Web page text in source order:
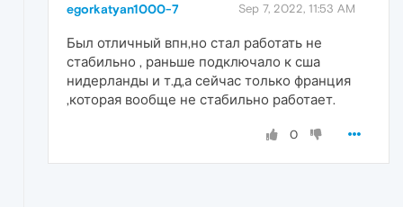
egorkatyan1000-7 Sep 7, 2022, 11:53 AM
Был отличный впн,но стал работать не
стабильно , раньше подключало к сша
нидерланды и т.д,а сейчас только франция
,которая вообще не стабильно работает.
0